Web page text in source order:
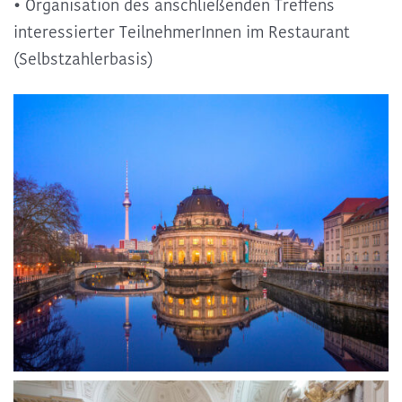
• Organisation des anschließenden Treffens
interessierter TeilnehmerInnen im Restaurant
(Selbstzahlerbasis)